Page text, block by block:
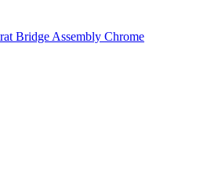
Bridge Assembly Chrome